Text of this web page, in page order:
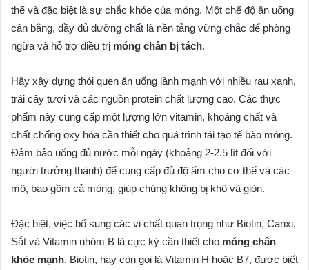
thể và đặc biệt là sự chắc khỏe của móng. Một chế độ ăn uống
cân bằng, đầy đủ dưỡng chất là nền tảng vững chắc để phòng
ngừa và hỗ trợ điều trị móng chân bị tách.
Hãy xây dựng thói quen ăn uống lành mạnh với nhiều rau xanh,
trái cây tươi và các nguồn protein chất lượng cao. Các thực
phẩm này cung cấp một lượng lớn vitamin, khoáng chất và
chất chống oxy hóa cần thiết cho quá trình tái tạo tế bào móng.
Đảm bảo uống đủ nước mỗi ngày (khoảng 2-2.5 lít đối với
người trưởng thành) để cung cấp đủ độ ẩm cho cơ thể và các
mô, bao gồm cả móng, giúp chúng không bị khô và giòn.
Đặc biệt, việc bổ sung các vi chất quan trọng như Biotin, Canxi,
Sắt và Vitamin nhóm B là cực kỳ cần thiết cho móng chân
khỏe mạnh. Biotin, hay còn gọi là Vitamin H hoặc B7, được biết